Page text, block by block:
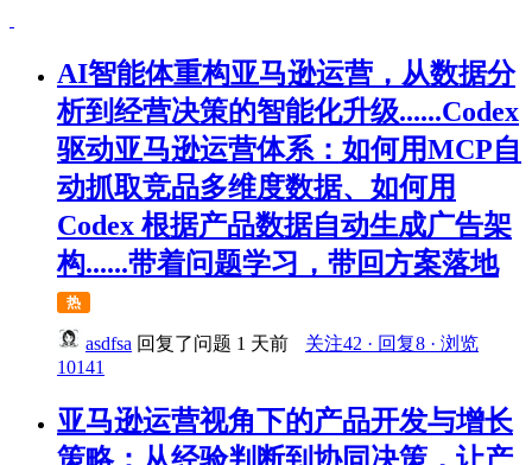
AI智能体重构亚马逊运营，从数据分
析到经营决策的智能化升级......Codex
驱动亚马逊运营体系：如何用MCP自
动抓取竞品多维度数据、如何用
Codex 根据产品数据自动生成广告架
构......带着问题学习，带回方案落地
热
asdfsa 回复了问题 1 天前
关注42 · 回复8 · 浏览
10141
亚马逊运营视角下的产品开发与增长
策略：从经验判断到协同决策，让产